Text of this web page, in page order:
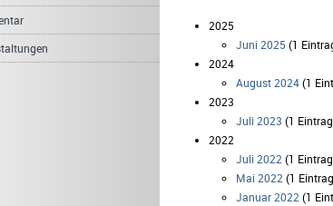
2025
Juni 2025 (1
2024
August 2024(1
2023
Juli 2023 (1
2022
Juli 2022 (1
Mai 2022 (1
Januar 2022 (1